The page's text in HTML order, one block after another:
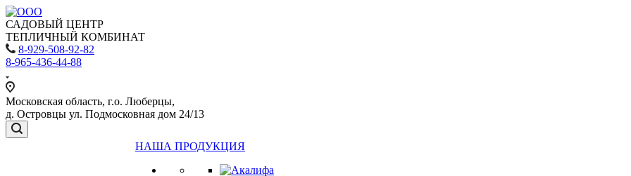
САДОВЫЙ ЦЕНТР
ТЕПЛИЧНЫЙ КОМБИНАТ
8-929-508-92-82
8-965-436-44-88
Московская область, г.о. Люберцы,
д. Островцы ул. Подмосковная дом 24/13
НАША ПРОДУКЦИЯ